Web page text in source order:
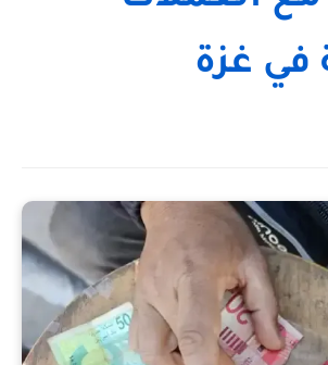
في غزة